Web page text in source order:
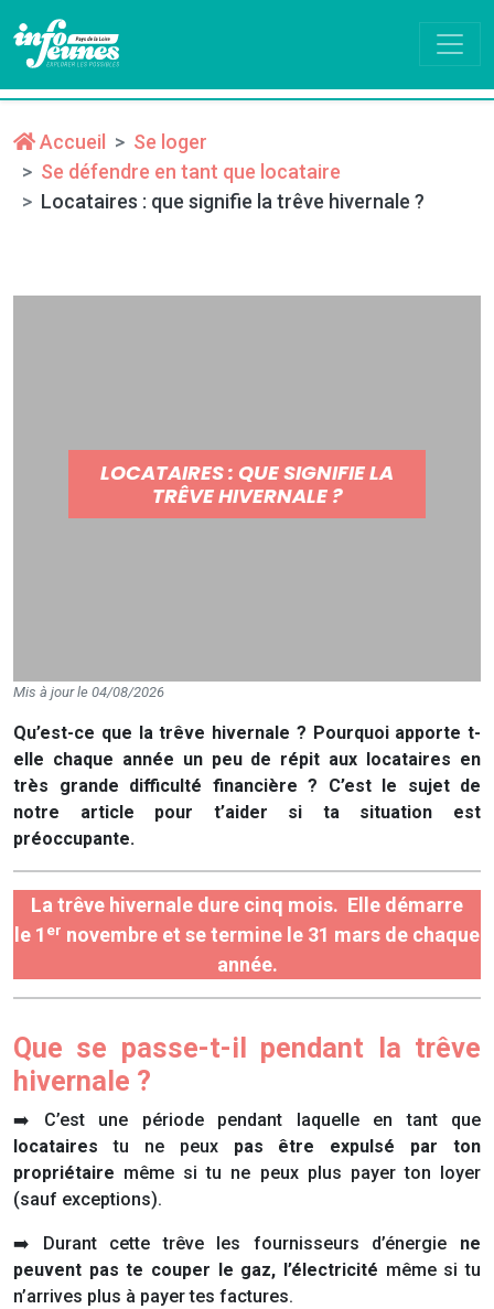
Accueil
Se loger
Se défendre en tant que locataire
Locataires : que signifie la trêve hivernale ?
LOCATAIRES : QUE SIGNIFIE LA
TRÊVE HIVERNALE ?
Mis à jour le 04/08/2026
Qu’est-ce que la trêve hivernale ? Pourquoi apporte t-
elle chaque année un peu de répit aux locataires en
très grande difficulté financière ? C’est le sujet de
notre article pour t’aider si ta situation est
préoccupante.
La trêve hivernale dure cinq mois. Elle démarre
le 1 er novembre et se termine le 31 mars de chaque
année.
Que se passe-t-il pendant la trêve
hivernale ?
➡️ C’est une période pendant laquelle en tant que
locatairestu ne peux pas être expulsé
par ton
propriétaire même si tu ne peux plus payer ton loyer
(sauf exceptions).
➡️ Durant cette trêve les fournisseurs d’énergie ne
peuvent pas te couper le gaz, l’électricité même si tu
n’arrives plus à payer tes factures.